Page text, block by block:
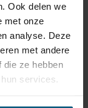
Ook delen we
met onze
analyse. Deze
met andere
die ze hebben
services.